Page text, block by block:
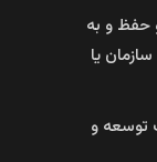
حفظ و به‌
یا
توسعه و